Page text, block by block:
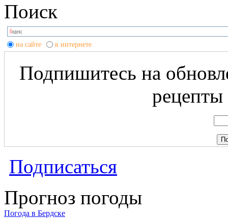
Поиск
на сайте в интернете
Подпишитесь на
рецепты
Подписаться
Прогноз погоды
Погода в Бердске